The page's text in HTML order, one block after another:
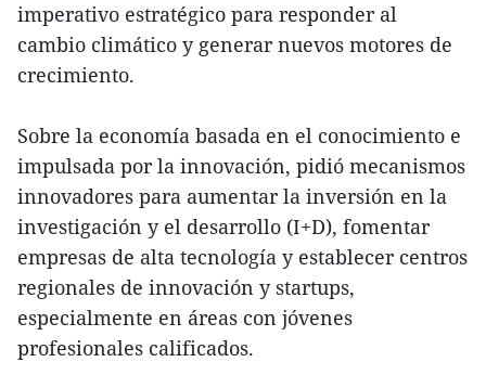
imperativo estratégico para responder al
cambio climático y generar nuevos motores de
crecimiento.
Sobre la economía basada en el conocimiento e
impulsada por la innovación, pidió mecanismos
innovadores para aumentar la inversión en la
investigación y el desarrollo (I+D), fomentar
empresas de alta tecnología y establecer centros
regionales de innovación y startups,
especialmente en áreas con jóvenes
profesionales calificados.